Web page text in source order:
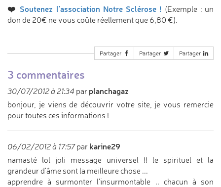
❤️ Soutenez l'association Notre Sclérose ! (Exemple : un
don de 20€ ne vous coûte réellement que 6,80 €).
Partager Partager Partager
3 commentaires
30/07/2012 à 21:34 par planchagaz
bonjour, je viens de découvrir votre site, je vous remercie
pour toutes ces informations !
06/02/2012 à 17:57par karine29
namasté lol joli message universel !! le spirituel et la
grandeur d'âme sont la meilleure chose ...
apprendre à surmonter l'insurmontable .. chacun à son